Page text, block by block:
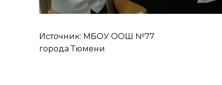
Источник: МБОУ ООШ №77
города Тюмени